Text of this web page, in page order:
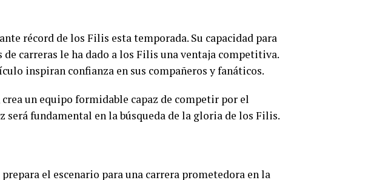
récord de los Filis esta temporada. Su capacidad para
carreras le ha dado a los Filis una ventaja competitiva.
inspiran confianza en sus compañeros y fanáticos.
un equipo formidable capaz de competir por el
será fundamental en la búsqueda de la gloria de los Filis.
el escenario para una carrera prometedora en la